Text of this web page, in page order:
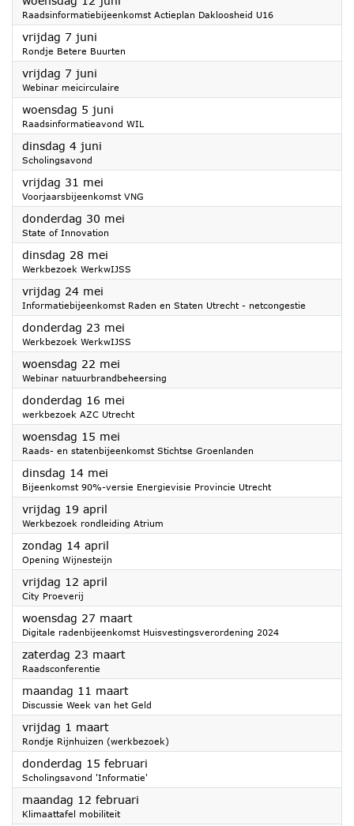
Raadsinformatiebijeenkomst Actieplan Dakloosheid U16
vrijdag 7 juni
Rondje Betere Buurten
vrijdag 7 juni
Webinar meicirculaire
woensdag 5 juni
Raadsinformatieavond WIL
dinsdag 4 juni
Scholingsavond
vrijdag 31 mei
Voorjaarsbijeenkomst VNG
donderdag 30 mei
State of Innovation
dinsdag 28 mei
Werkbezoek WerkwIJSS
vrijdag 24 mei
Informatiebijeenkomst Raden en Staten Utrecht - netcongestie
donderdag 23 mei
Werkbezoek WerkwIJSS
woensdag 22 mei
Webinar natuurbrandbeheersing
donderdag 16 mei
werkbezoek AZC Utrecht
woensdag 15 mei
Raads- en statenbijeenkomst Stichtse Groenlanden
dinsdag 14 mei
Bijeenkomst 90%-versie Energievisie Provincie Utrecht
vrijdag 19 april
Werkbezoek rondleiding Atrium
zondag 14 april
Opening Wijnesteijn
vrijdag 12 april
City Proeverij
woensdag 27 maart2024
Digitale radenbijeenkomst Huisvestingsverordening 2024
zaterdag 23 maart2024
Raadsconferentie
maandag 11 maart2024
Discussie Week van het Geld
vrijdag 1 maart2024
Rondje Rijnhuizen (werkbezoek)
donderdag 15 februari
Scholingsavond 'Informatie'
maandag 12 februari
Klimaattafel mobiliteit